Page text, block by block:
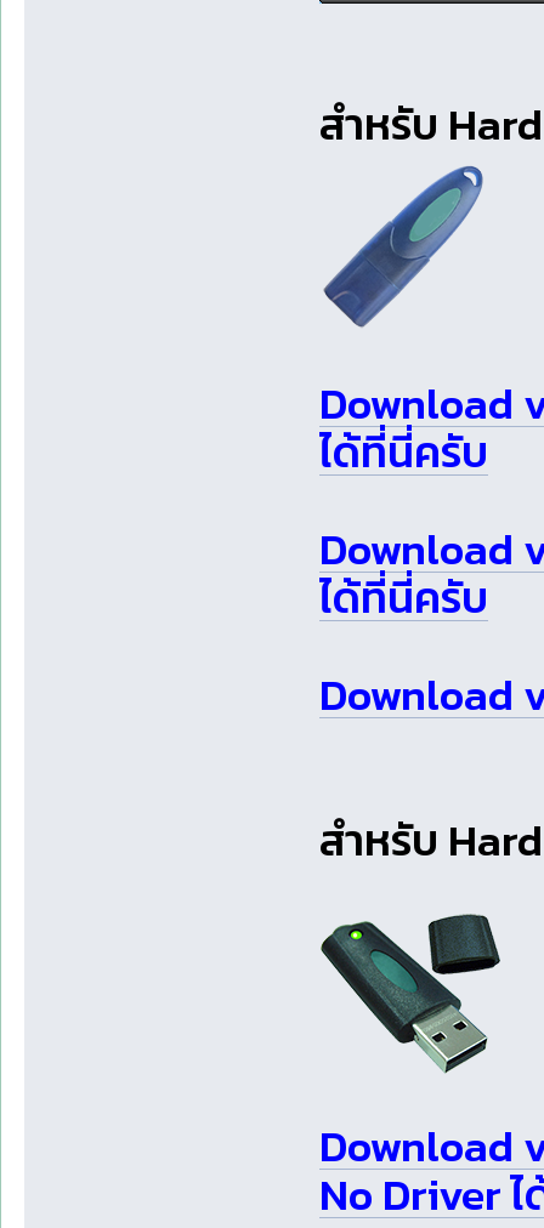
สำหรับ
Download
ได้ที่นี่ครับ
Download
ได้ที่นี่ครับ
Download
สำหรับ
Download
No Driver